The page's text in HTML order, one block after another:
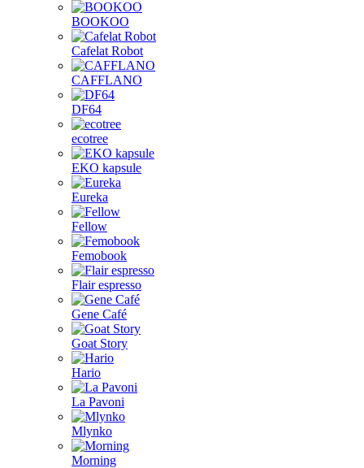
BOOKOO
Cafelat Robot
CAFFLANO
DF64
ecotree
EKO kapsule
Eureka
Fellow
Femobook
Flair espresso
Gene Café
Goat Story
Hario
La Pavoni
Mlynko
Morning